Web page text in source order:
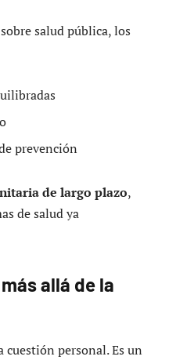
salud pública, los
prevención
de largo plazo,
de salud ya
allá de la
cuestión personal. Es un